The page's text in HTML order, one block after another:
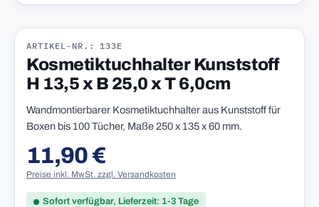
ARTIKEL-NR.: 133E
Kosmetiktuchhalter Kunststoff
H 13,5 x B 25,0 x T 6,0cm
Wandmontierbarer Kosmetiktuchhalter aus Kunststoff für
Boxen bis 100 Tücher, Maße 250 x 135 x 60 mm.
Regulärer Preis:
11,90 €
Preise inkl. MwSt. zzgl. Versandkosten
Sofort verfügbar, Lieferzeit: 1-3 Tage